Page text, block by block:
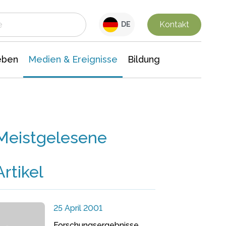
DE Kontakt
Medien & Ereignisse Bildung
25 April 2001